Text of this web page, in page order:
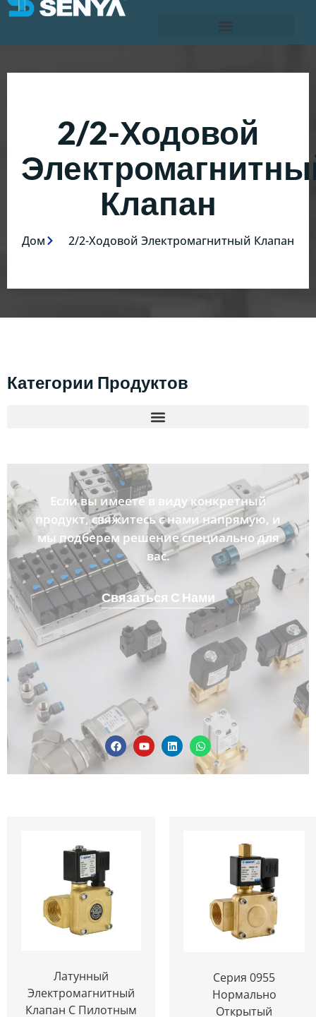
2/2-Ходовой
Клапан
Дом 2/2-Ходовой Электромагнитный Клапан
Категории Продуктов
Если вы имеете в виду конкретный
продукт, свяжитесь с нами напрямую, и
мы подберем решение специально для
вас.
Связаться С Нами
Латунный
Электромагнитный
Клапан С Пилотным
Серия 0955
Нормально
Открытый